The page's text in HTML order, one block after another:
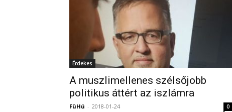
Érdekes
A muszlimellenes szélsőjobb
politikus áttért az iszlámra
FüHü - 2018-01-24 0